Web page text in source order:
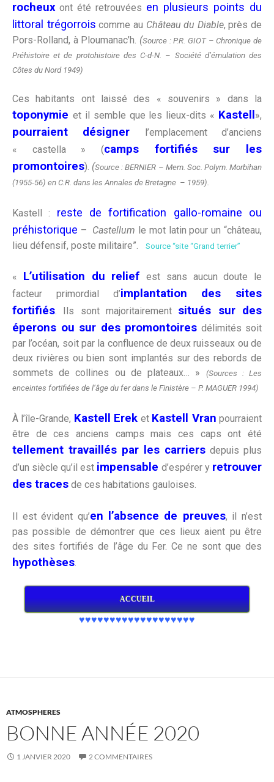
rocheuxont été retrouvées en plusieurs points du
littoral trégorrois comme au Château du Diable, près de
Pors-Rolland, à Ploumanac’h. (Source : P.R. GIOT – Chronique de
Préhistoire et de protohistoire des C-d-N. – Société d’émulation des
Côtes du Nord 1949)
Ces habitants ont laissé des « souvenirs » dans la
toponymie et il semble que les lieux-dits « Kastell »,
pourraient désigner
l’emplacement d’anciens
« castella » (camps fortifiés sur les
promontoires). (Source : BERNIER – Mem. Soc. Polym. Morbihan
(1955-56) en C.R. dans les Annales de Bretagne – 1959).
Kastell : reste de fortification gallo-romaine ou
préhistorique – Castellum le mot latin pour un “château,
lieu défensif, poste militaire”.
Source “site “Grand terrier”
« L’utilisation du relief est sans aucun doute le
facteur primordial d’implantation des sites
fortifiés. Ils sont majoritairement situés sur des
éperons ou sur des promontoires délimités soit
par l’océan, soit par la confluence de deux ruisseaux ou de
deux rivières ou bien sont implantés sur des rebords de
sommets de collines ou de plateaux… »
(Sources : Les
enceintes fortifiées de l’âge du fer dans le Finistère – P. MAGUER 1994)
À l’île-Grande, Kastell Erek et Kastell Vran pourraient
être de ces anciens camps mais ces caps ont été
tellement travaillés par les carriers depuis plus
d’un siècle qu’il est impensable d’espérer y retrouver
des traces de ces habitations gauloises.
Il est évident qu’en l’absence de preuves, il n’est
pas possible de démontrer que ces lieux aient pu être
des sites fortifiés de l’âge du Fer. Ce ne sont que des
hypothèses.
ACCUEIL
♥♥♥♥♥♥♥♥♥♥♥♥♥♥♥♥♥♥♥
ATMOSPHERES
BONNE ANNÉE 2020
1 JANVIER 2020 2 COMMENTAIRES